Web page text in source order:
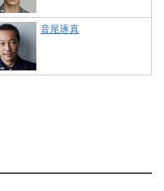
音尾琢真